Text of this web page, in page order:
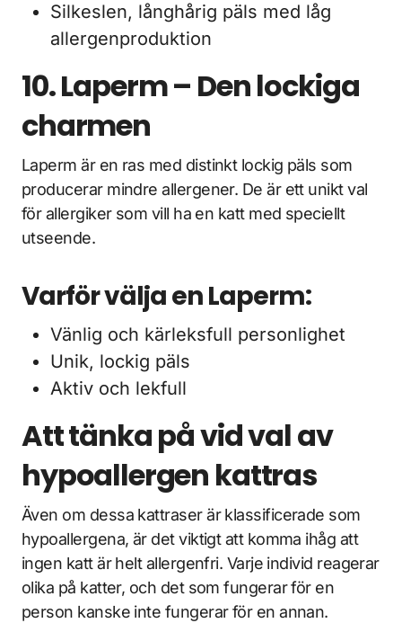
Silkeslen, långhårig päls med låg
allergenproduktion
10. Laperm – Den lockiga
charmen
Laperm är en ras med distinkt lockig päls som
producerar mindre allergener. De är ett unikt val
för allergiker som vill ha en katt med speciellt
utseende.
Varför välja en Laperm:
Vänlig och kärleksfull personlighet
Unik, lockig päls
Aktiv och lekfull
Att tänka på vid val av
hypoallergen kattras
Även om dessa kattraser är klassificerade som
hypoallergena, är det viktigt att komma ihåg att
ingen katt är helt allergenfri. Varje individ reagerar
olika på katter, och det som fungerar för en
person kanske inte fungerar för en annan.